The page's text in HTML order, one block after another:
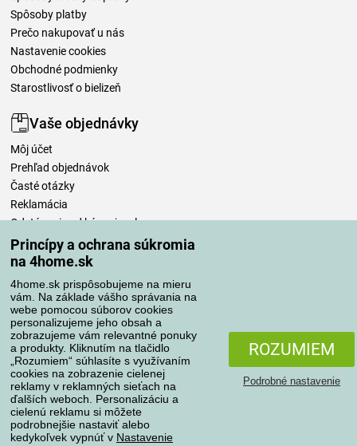
Princípy a ochrana súkromia
na 4home.sk
4home.sk prispôsobujeme na mieru
vám. Na základe vášho správania na
webe pomocou súborov cookies
personalizujeme jeho obsah a
zobrazujeme vám relevantné ponuky
a produkty. Kliknutím na tlačidlo
„Rozumiem“ súhlasíte s využívaním
cookies na zobrazenie cielenej
reklamy v reklamných sieťach na
ďalších weboch. Personalizáciu a
cielenú reklamu si môžete
podrobnejšie nastaviť alebo
kedykoľvek vypnúť v Nastavenie
ROZUMIEM
Podrobné nastavenie
Spôsoby platby
Prečo nakupovať u nás
Nastavenie cookies
Obchodné podmienky
Starostlivosť o bielizeň
Vaše objednávky
Môj účet
Prehľad objednávok
Časté otázky
Reklamácia
Odstúpenie od kúpnej zmluvy
Pravidlá spracovania recenzií
Spôsoby dopravy
Spôsoby platby
Spoľahlivý obchod